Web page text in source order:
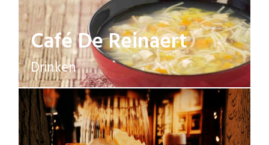
Café De Reinaert
Drinken